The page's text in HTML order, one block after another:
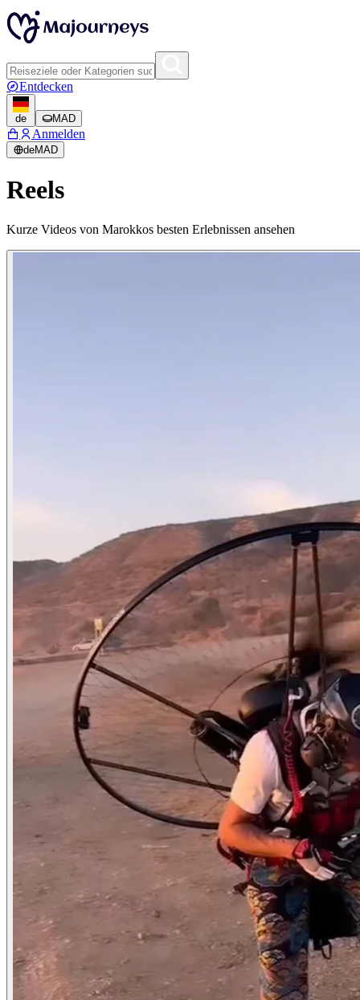
Entdecken
de MAD
Anmelden
deMAD
Reels
Kurze Videos von Marokkos besten Erlebnissen ansehen